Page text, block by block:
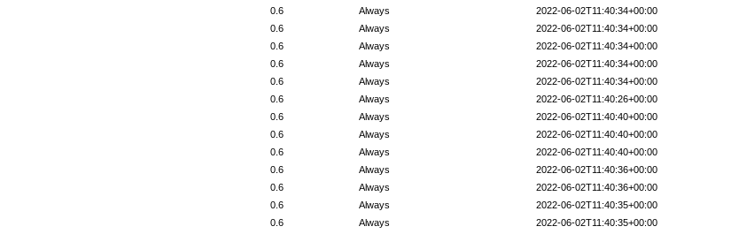
2022-06-02T11:40:34+00:00
Always
0.6
2022-06-02T11:40:34+00:00
Always
0.6
2022-06-02T11:40:34+00:00
Always
0.6
2022-06-02T11:40:34+00:00
Always
0.6
2022-06-02T11:40:34+00:00
Always
0.6
2022-06-02T11:40:26+00:00
Always
0.6
2022-06-02T11:40:40+00:00
Always
0.6
2022-06-02T11:40:40+00:00
Always
0.6
2022-06-02T11:40:40+00:00
Always
0.6
2022-06-02T11:40:36+00:00
Always
0.6
2022-06-02T11:40:36+00:00
Always
0.6
2022-06-02T11:40:35+00:00
Always
0.6
2022-06-02T11:40:35+00:00
Always
0.6